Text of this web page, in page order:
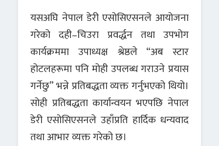
यसअघि नेपाल डेरी एसोसिएसनले आयोजना
गरेको दही–चिउरा प्रवर्द्धन तथा उपभोग
कार्यक्रममा उपाध्यक्ष श्रेष्ठले “अब स्टार
होटलहरूमा पनि मोही उपलब्ध गराउने प्रयास
गर्नेछु” भन्ने प्रतिबद्धता व्यक्त गर्नुभएको थियो।
सोही प्रतिबद्धता कार्यान्वयन भएपछि नेपाल
डेरी एसोसिएसनले उहाँप्रति हार्दिक धन्यवाद
तथा आभार व्यक्त गरेको छ।